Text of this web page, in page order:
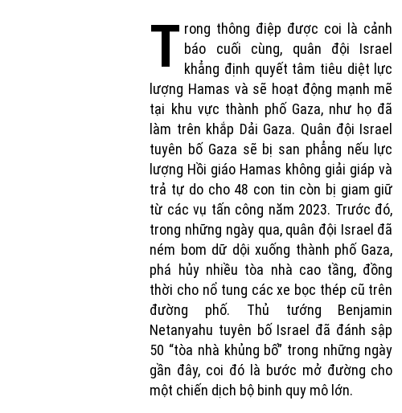
Time
T rong thông điệp được coi là cảnh
báo cuối cùng, quân đội Israel
khẳng định quyết tâm tiêu diệt lực
lượng Hamas và sẽ hoạt động mạnh mẽ
tại khu vực thành phố Gaza, như họ đã
làm trên khắp Dải Gaza. Quân đội Israel
tuyên bố Gaza sẽ bị san phẳng nếu lực
lượng Hồi giáo Hamas không giải giáp và
trả tự do cho 48 con tin còn bị giam giữ
từ các vụ tấn công năm 2023. Trước đó,
trong những ngày qua, quân đội Israel đã
ném bom dữ dội xuống thành phố Gaza,
phá hủy nhiều tòa nhà cao tầng, đồng
thời cho nổ tung các xe bọc thép cũ trên
đường phố. Thủ tướng Benjamin
Netanyahu tuyên bố Israel đã đánh sập
50 “tòa nhà khủng bố” trong những ngày
gần đây, coi đó là bước mở đường cho
một chiến dịch bộ binh quy mô lớn.